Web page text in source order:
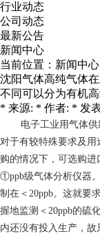
行业动态
公司动态
最新公告
新闻中心
当前位置： 新闻中心
沈阳气体高纯气体
不同可以分为有机
* 来源: * 作者: * 发
电子工业用气体供
对于有较特殊要求及
购的情况下，可选购进
①ppb级气体分析仪器
制在＜20ppb。这就要
握地监测＜20ppb的硫
内还没有投入生产，